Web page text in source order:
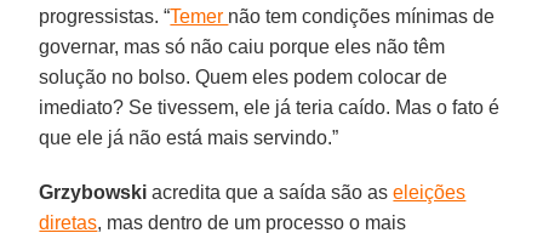
progressistas. “Temer não tem condições mínimas de
governar, mas só não caiu porque eles não têm
solução no bolso. Quem eles podem colocar de
imediato? Se tivessem, ele já teria caído. Mas o fato é
que ele já não está mais servindo.”
Grzybowski acredita que a saída são aseleições
diretas, mas dentro de um processo o mais